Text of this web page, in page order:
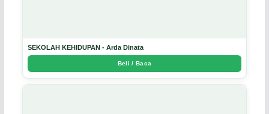
SEKOLAH KEHIDUPAN - Arda Dinata
Beli / Baca